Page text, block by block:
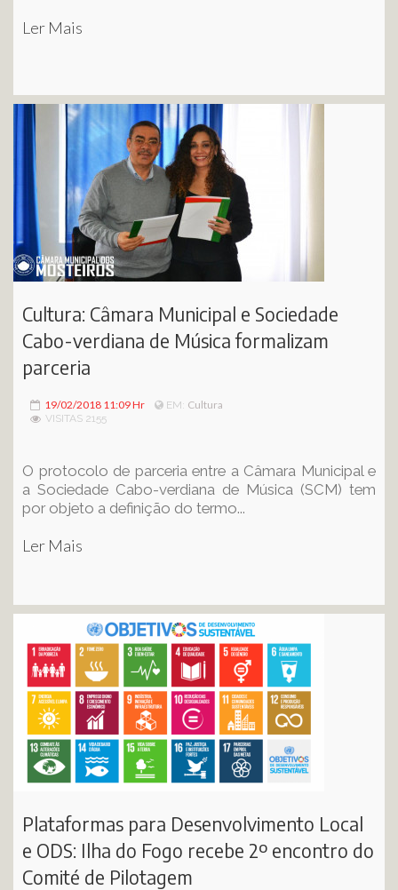
Ler Mais
Cultura: Câmara Municipal e Sociedade
Cabo-verdiana de Música formalizam
parceria
19/02/2018 11:09 Hr EM: Cultura
VISITAS 2155
O protocolo de parceria entre a Câmara Municipal e
a Sociedade Cabo-verdiana de Música (SCM) tem
por objeto a definição do termo...
Ler Mais
Plataformas para Desenvolvimento Local
e ODS: Ilha do Fogo recebe 2º encontro do
Comité de Pilotagem